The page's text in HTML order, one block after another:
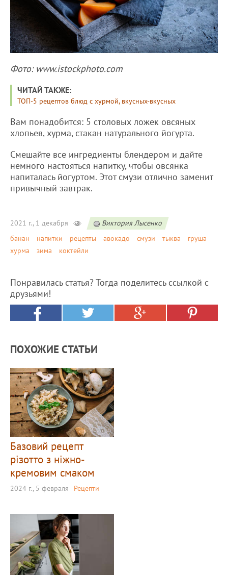
Фото: www.istockphoto.com
ЧИТАЙ ТАКЖЕ:
ТОП-5 рецептов блюд с хурмой, вкусных-вкусных
Вам понадобится: 5 столовых ложек овсяных
хлопьев, хурма, стакан натурального йогурта.
Смешайте все ингредиенты блендером и дайте
немного настояться напитку, чтобы овсянка
напиталась йогуртом. Этот смузи отлично заменит
привычный завтрак.
2021 г., 1 декабря
Виктория Лысенко
банан
напитки рецепты авокадо смузи тыква
груша
хурма
зима коктейли
Понравилась статья? Тогда поделитесь ссылкой с
друзьями!
ПОХОЖИЕ СТАТЬИ
Базовий рецепт
різотто з ніжно-
кремовим смаком
2024 г., 5 февраля Рецепти